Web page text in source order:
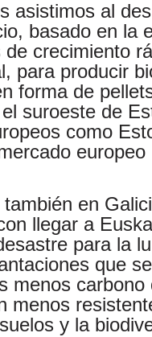
asistimos al
basado en la
crecimiento
para producir
forma de
suroeste de
como
europeo
en
llegar a
para la
que
menos carbono
menos
y la